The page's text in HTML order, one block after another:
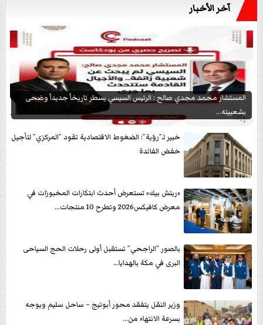
آخر الأخبار
المستشار محمد مجدي صالح : الرئيس السيسي يسطر تاريخاً جديداً وضحى
بشعبيته...
خبير لـ”رؤية”: الضغوط الاقتصادية تقود ”المركزي” لتأجيل
خفض الفائدة
«ريتش بيك» تستعرض أحدث ابتكارات المخبوزات في
معرض كافيكس2026 وتطرح 10 منتجات...
بالصور ”الراجحي” تستقبل أولى رحلات الحج السياحى
البرى في مكة بالهدايا...
وزير النقل يتفقد محور أبوتيج – ساحل سليم ويوجه
بسرعة الانتهاء من...